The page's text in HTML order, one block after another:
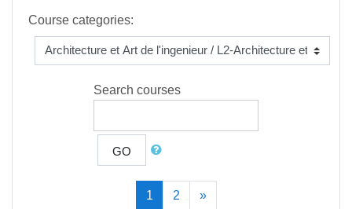
Course categories:
Search courses
GO
1 (current)
2 »Next